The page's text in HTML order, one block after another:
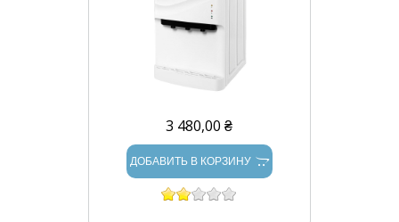
3 480,00 ₴
ДОБАВИТЬ В КОРЗИНУ